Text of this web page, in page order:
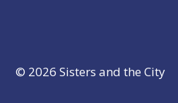
© 2026 Sisters and the City